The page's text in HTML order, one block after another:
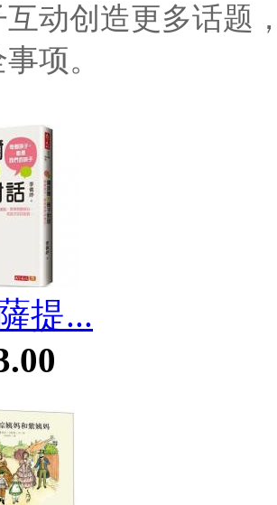
互动创造更多话题
项。
提...